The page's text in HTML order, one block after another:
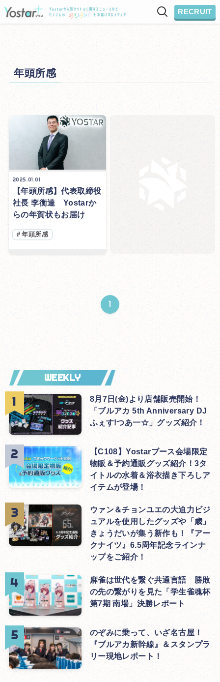
RECRUIT
年頭所感
2025.01.01
【年頭所感】代表取締役
社長 李衡達 Yostarか
らの年賀状もお届け
# 年頭所感
1
WEEKLY
8月7日(金)より店舗販売開始！
「ブルアカ 5th Anniversary DJ
ふぇす!つあ一☆」グッズ紹介！
【C108】Yostarブース会場限定
物販＆予約通販グッズ紹介！3タ
イトルの水着＆浴衣描き下ろしア
イテムが登場！
ウァン＆チョンユエの大迫力ビジ
ュアルを使用したグッズや「歳」
きょうだいが集う新作も！『アー
クナイツ』6.5周年記念ラインナ
ップをご紹介！
麻雀は世代を繋ぐ共通言語 勝敗
の先の繋がりを見た「学生雀魂杯
第7期 南場」決勝レポート
のぞみに乗って、いざ名古屋！
『ブルアカ新幹線』＆スタンプラ
リー現地レポート！